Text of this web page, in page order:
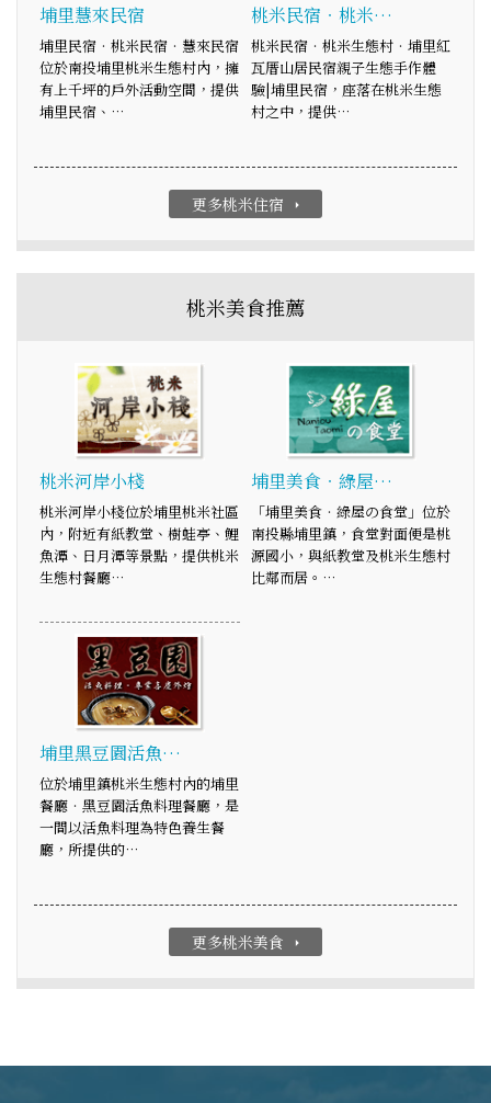
埔里慧來民宿
埔里民宿‧桃米民宿‧慧來民宿
位於南投埔里桃米生態村內，擁
有上千坪的戶外活動空間，提供
埔里民宿、…
桃米民宿‧桃米…
桃米民宿‧桃米生態村‧埔里紅
瓦厝山居民宿親子生態手作體
驗|埔里民宿，座落在桃米生態
村之中，提供…
更多桃米住宿 arrow_right
桃米美食推薦
桃米河岸小棧
桃米河岸小棧位於埔里桃米社區
內，附近有紙教堂、樹蛙亭、鯉
魚潭、日月潭等景點，提供桃米
生態村餐廳…
埔里美食‧綠屋…
「埔里美食‧綠屋の食堂」位於
南投縣埔里鎮，食堂對面便是桃
源國小，與紙教堂及桃米生態村
比鄰而居。…
埔里黑豆園活魚…
位於埔里鎮桃米生態村內的埔里
餐廳‧黑豆園活魚料理餐廳，是
一間以活魚料理為特色養生餐
廳，所提供的…
更多桃米美食 arrow_right